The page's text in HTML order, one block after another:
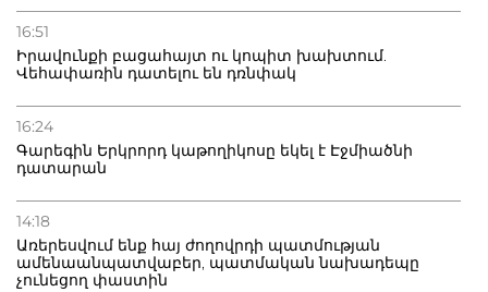
16:51
Իրավունքի բացահայտ ու կոպիտ խախտում.
Վեհափառին դատելու են դռնփակ
16:24
Գարեգին Երկրորդ կաթողիկոսը եկել է Էջմիածնի
դատարան
14:18
Առերեսվում ենք հայ ժողովրդի պատմության
ամենաանպատվաբեր, պատմական նախադեպը
չունեցող փաստին